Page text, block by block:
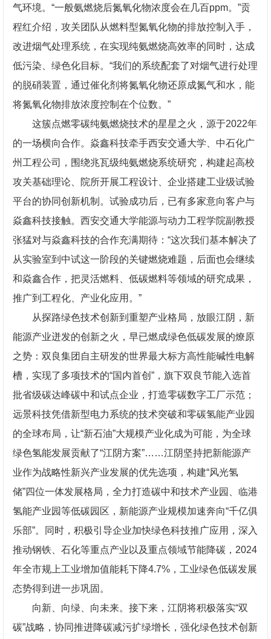
气环境。“一般氨燃烧后氮氧化物浓度会在几百ppm。”贡
程红介绍，攻关团队从燃料型氮氧化物的排放控制入手，
改进烟气处理系统，在实现纯氨燃烧高效率的同时，达成
低污染、绿色化目标。“我们的系统配套了对烟气进行处理
的脱硝装置，通过催化剂将氮氧化物还原成氮气和水，能
将氮氧化物排放浓度控制在个位数。”
这簇点燃零碳纯氨燃烧技术的星星之火，源于2022年
的一场横向合作。焱鑫科技牵手西安交通大学、中石化广
州工程公司，围绕兆瓦级纯氨燃烧系统研究，构建起高校
攻关基础理论、院所开展工程设计、企业搭建工业级试验
平台的协同创新机制。试验成功后，已有多家意向客户与
焱鑫科技接触。西安交通大学能源与动力工程学院副教授
张猛对与焱鑫科技的合作充满期待：“这次我们基本解决了
从实验室到中试这一阶段的关键燃烧难题，后面也会继续
和焱鑫合作，把灵活燃料、低碳燃料等领域的研究成果，
推广到工程化、产业化应用。”
从探路绿色技术创新到重塑产业格局，放眼江阴，新
能源产业迸发的创新之火，早已燃成绿色低碳发展的燎原
之势：双良集团自主研发的世界最大标方高性能碱性电解
槽，实现了多项技术的“国内首创”，旗下双良节能入选首
批省级碳达峰碳中和试点企业，打造零碳数字工厂示范；
远景科技凭借新型电力系统的技术突破和零碳氢能产业园
的全球布局，让“新石油”大规模产业化成为可能，为全球
绿色氢能发展贡献了“江阴方案”……江阴坚持把新能源产
业作为战略性新兴产业发展的优先选项，构建“风光氢
储”四位一体发展格局，全力打造碳中和技术产业园、临港
氢能产业园等低碳园区，新能源产业规模加速奔向“千亿俱
乐部”。同时，积极引导企业加快绿色科技推广应用，深入
推动钢铁、石化等重点产业以及重点领域节能降碳，2024
年全市规上工业增加值能耗下降4.7%，工业绿色低碳发展
态势得到进一步巩固。
向新、向绿、向未来。接下来，江阴将积极落实“双
碳”战略，协同推进降碳减污扩绿增长，强化绿色技术创新